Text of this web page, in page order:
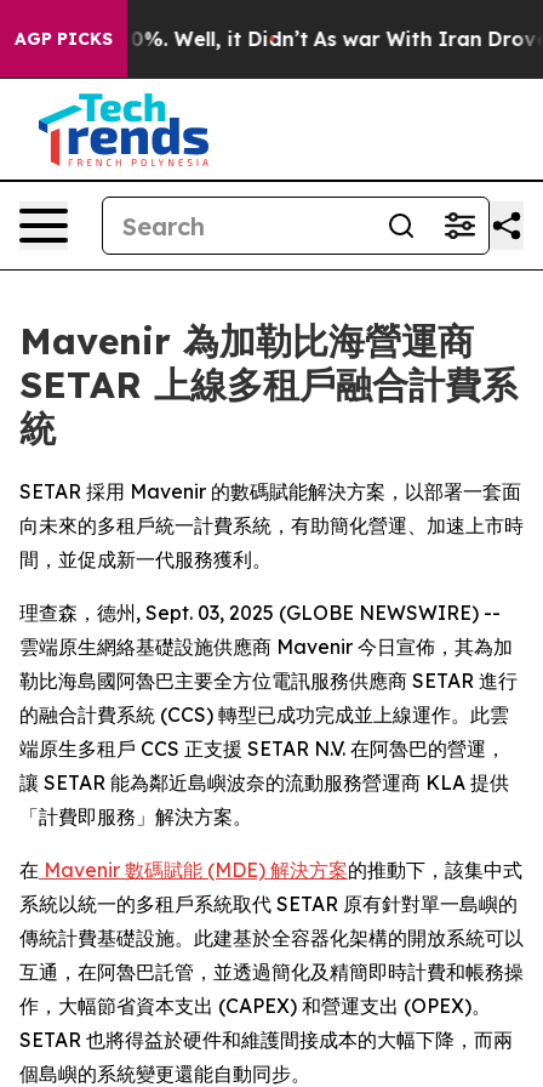
AGP PICKS40%. Well, it Didn’t As war With Iran Drove oil
Mavenir 為加勒比海營運商
SETAR 上線多租戶融合計費系
統
SETAR 採用 Mavenir 的數碼賦能解決方案，以部署一套面
向未來的多租戶統一計費系統，有助簡化營運、加速上市時
間，並促成新一代服務獲利。
理查森，德州, Sept. 03, 2025 (GLOBE NEWSWIRE) --
雲端原生網絡基礎設施供應商 Mavenir 今日宣佈，其為加
勒比海島國阿魯巴主要全方位電訊服務供應商 SETAR 進行
的融合計費系統 (CCS) 轉型已成功完成並上線運作。此雲
端原生多租戶 CCS 正支援 SETAR N.V. 在阿魯巴的營運，
讓 SETAR 能為鄰近島嶼波奈的流動服務營運商 KLA 提供
「計費即服務」解決方案。
在 Mavenir 數碼賦能 (MDE) 解決方案的推動下，該集中式
系統以統一的多租戶系統取代 SETAR 原有針對單一島嶼的
傳統計費基礎設施。此建基於全容器化架構的開放系統可以
互通，在阿魯巴託管，並透過簡化及精簡即時計費和帳務操
作，大幅節省資本支出 (CAPEX) 和營運支出 (OPEX)。
SETAR 也將得益於硬件和維護間接成本的大幅下降，而兩
個島嶼的系統變更還能自動同步。